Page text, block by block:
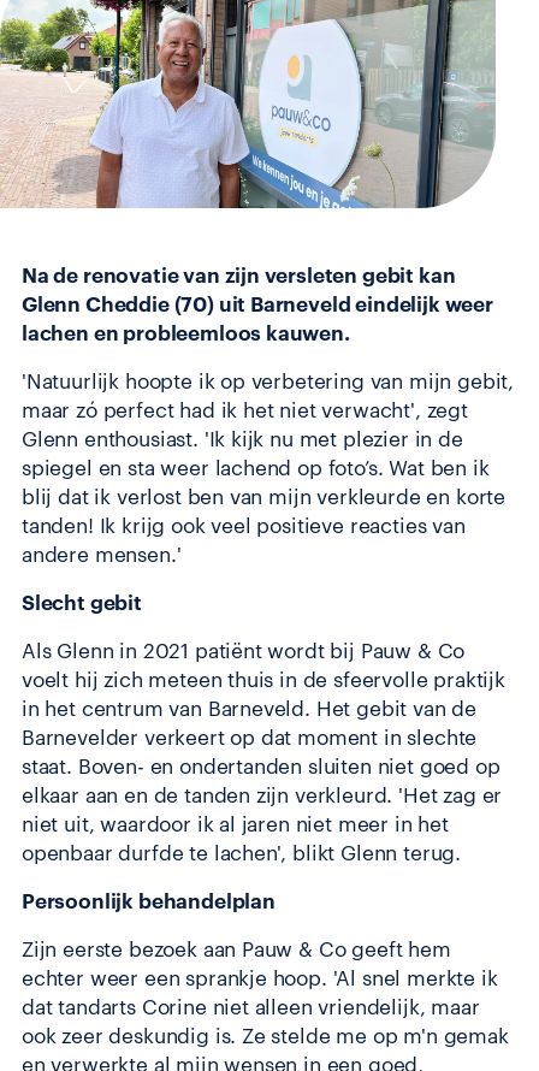
Na de renovatie van zijn versleten gebit kan
Glenn Cheddie (70) uit Barneveld eindelijk weer
lachen en probleemloos kauwen.
'Natuurlijk hoopte ik op verbetering van mijn gebit,
maar zó perfect had ik het niet verwacht', zegt
Glenn enthousiast. 'Ik kijk nu met plezier in de
spiegel en sta weer lachend op foto’s. Wat ben ik
blij dat ik verlost ben van mijn verkleurde en korte
tanden! Ik krijg ook veel positieve reacties van
andere mensen.'
Slecht gebit
Als Glenn in 2021 patiënt wordt bij Pauw & Co
voelt hij zich meteen thuis in de sfeervolle praktijk
in het centrum van Barneveld. Het gebit van de
Barnevelder verkeert op dat moment in slechte
staat. Boven- en ondertanden sluiten niet goed op
elkaar aan en de tanden zijn verkleurd. 'Het zag er
niet uit, waardoor ik al jaren niet meer in het
openbaar durfde te lachen', blikt Glenn terug.
Persoonlijk behandelplan
Zijn eerste bezoek aan Pauw & Co geeft hem
echter weer een sprankje hoop. 'Al snel merkte ik
dat tandarts Corine niet alleen vriendelijk, maar
ook zeer deskundig is. Ze stelde me op m'n gemak
en verwerkte al mijn wensen in een goed,